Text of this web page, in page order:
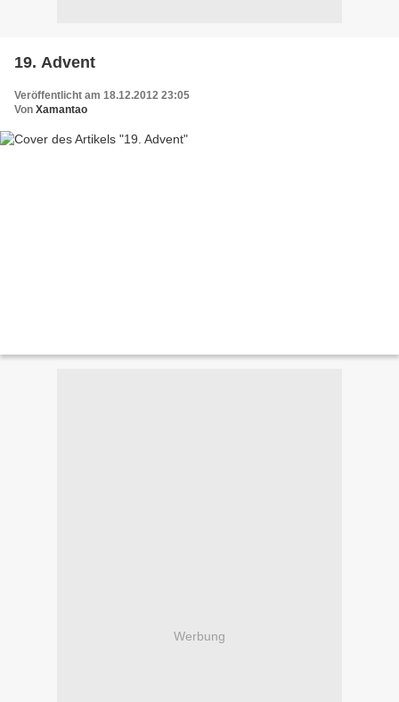
19. Advent
Veröffentlicht am 18.12.2012 23:05
Von Xamantao
Werbung